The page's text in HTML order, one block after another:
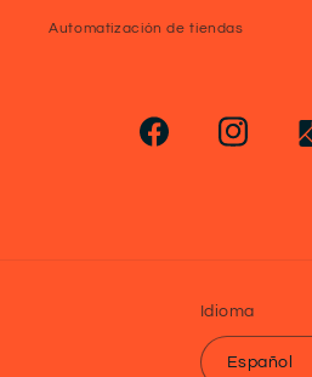
Automatización de tiendas
Idioma
Español